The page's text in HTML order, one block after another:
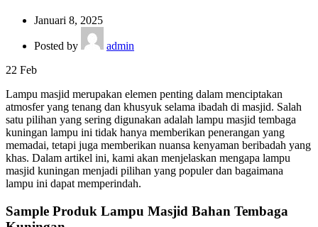
Januari 8, 2025
Posted by
admin
22 Feb
Lampu masjid merupakan elemen penting dalam menciptakan
atmosfer yang tenang dan khusyuk selama ibadah di masjid. Salah
satu pilihan yang sering digunakan adalah lampu masjid tembaga
kuningan lampu ini tidak hanya memberikan penerangan yang
memadai, tetapi juga memberikan nuansa kenyaman beribadah yang
khas. Dalam artikel ini, kami akan menjelaskan mengapa lampu
masjid kuningan menjadi pilihan yang populer dan bagaimana
lampu ini dapat memperindah.
Sample Produk Lampu Masjid Bahan Tembaga